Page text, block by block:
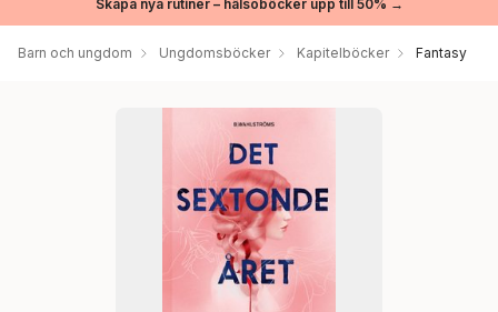
Skapa nya rutiner – hälsoböcker upp till 50% →
Barn och ungdom Ungdomsböcker Kapitelböcker Fantasy